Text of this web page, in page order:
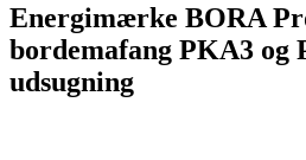
Energimærke BORA
bordemafang PKA3 og
udsugning